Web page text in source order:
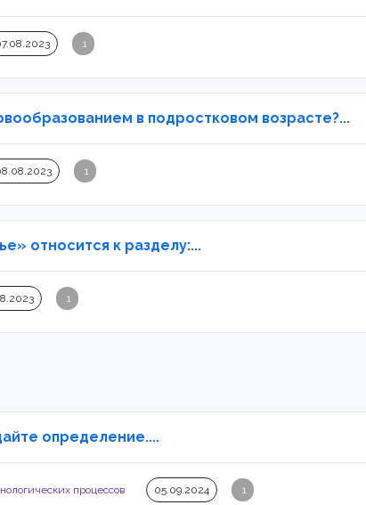
1
в подростковом возрасте?...
1
относится к разделу:...
1
определение....
процессов 05.09.2024 1